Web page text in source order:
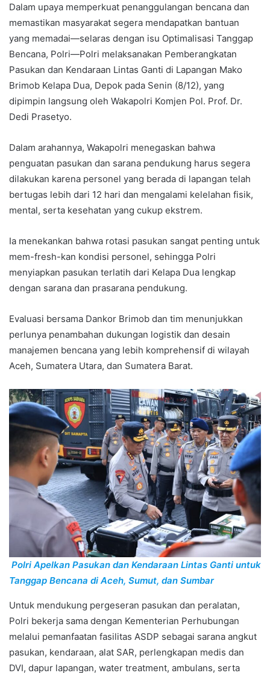
Dalam upaya memperkuat penanggulangan bencana dan
memastikan masyarakat segera mendapatkan bantuan
yang memadai—selaras dengan isu Optimalisasi Tanggap
Bencana, Polri—Polri melaksanakan Pemberangkatan
Pasukan dan Kendaraan Lintas Ganti di Lapangan Mako
Brimob Kelapa Dua, Depok pada Senin (8/12), yang
dipimpin langsung oleh Wakapolri Komjen Pol. Prof. Dr.
Dedi Prasetyo.
Dalam arahannya, Wakapolri menegaskan bahwa
penguatan pasukan dan sarana pendukung harus segera
dilakukan karena personel yang berada di lapangan telah
bertugas lebih dari 12 hari dan mengalami kelelahan fisik,
mental, serta kesehatan yang cukup ekstrem.
Ia menekankan bahwa rotasi pasukan sangat penting untuk
mem-fresh-kan kondisi personel, sehingga Polri
menyiapkan pasukan terlatih dari Kelapa Dua lengkap
dengan sarana dan prasarana pendukung.
Evaluasi bersama Dankor Brimob dan tim menunjukkan
perlunya penambahan dukungan logistik dan desain
manajemen bencana yang lebih komprehensif di wilayah
Aceh, Sumatera Utara, dan Sumatera Barat.
Polri Apelkan Pasukan dan Kendaraan Lintas Ganti untuk
Tanggap Bencana di Aceh, Sumut, dan Sumbar
Untuk mendukung pergeseran pasukan dan peralatan,
Polri bekerja sama dengan Kementerian Perhubungan
melalui pemanfaatan fasilitas ASDP sebagai sarana angkut
pasukan, kendaraan, alat SAR, perlengkapan medis dan
DVI, dapur lapangan, water treatment, ambulans, serta